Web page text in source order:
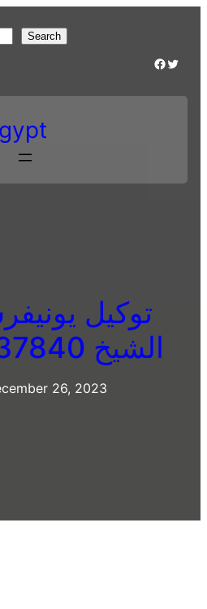
Search
Facebook Twitter
توكيل
الشيخ 01060037840
26, 2023